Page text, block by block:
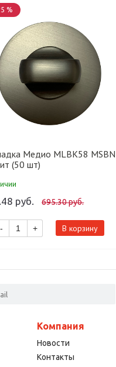
%
Медио MLBK58 MSBN
(50 шт)
руб. 695.30 руб.
- + В корзину
Компания
Новости
Контакты